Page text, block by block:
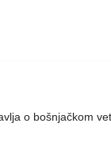
o bošnjačkom